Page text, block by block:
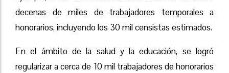
decenas de miles de trabajadores temporales a
honorarios, incluyendo los 30 mil censistas estimados.
En el ámbito de la salud y la educación, se logró
regularizar a cerca de 10 mil trabajadores de honorarios